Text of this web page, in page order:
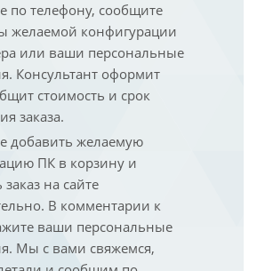
по телефону, сообщите
желаемой конфигурации
или ваши персональные
Консультант оформит
стоимость и срок
заказа.
добавить желаемую
ПК в корзину и
на сайте
В комментарии к
ваши персональные
Мы с вами свяжемся,